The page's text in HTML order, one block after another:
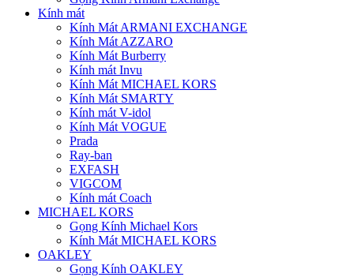
Kính mát
Kính Mát ARMANI EXCHANGE
Kính Mát AZZARO
Kính Mát Burberry
Kính mát Invu
Kính Mát MICHAEL KORS
Kính Mát SMARTY
Kính mát V-idol
Kính Mát VOGUE
Prada
Ray-ban
EXFASH
VIGCOM
Kính mát Coach
MICHAEL KORS
Gọng Kính Michael Kors
Kính Mát MICHAEL KORS
OAKLEY
Gọng Kính OAKLEY